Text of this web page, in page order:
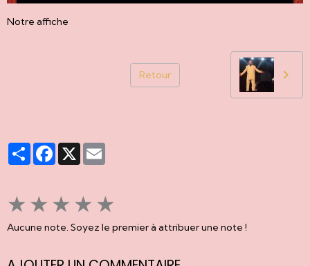
Notre affiche
Retour
PartagerFacebook
X
★ ★ ★ ★ ★
Aucune note. Soyez le premier à attribuer une note !